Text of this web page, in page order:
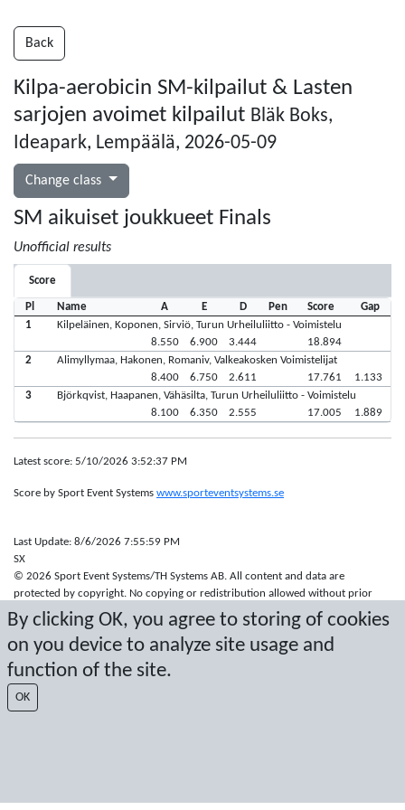
By clicking OK, you agree to storing of cookies
on you device to analyze site usage and
function of the site.
OK
Back
Kilpa-aerobicin SM-kilpailut & Lasten
sarjojen avoimet kilpailut Bläk Boks,
Ideapark, Lempäälä, 2026-05-09
Change class
SM aikuiset joukkueet Finals
Unofficial results
Score
Pl Name A E D Pen Score
Gap
1
Kilpeläinen, Koponen, Sirviö, Turun Urheiluliitto - Voimistelu
8.550
6.900 3.444
18.894
2
Alimyllymaa, Hakonen, Romaniv, Valkeakosken Voimistelijat
8.400
6.750 2.611 17.761
1.133
3
Björkqvist, Haapanen, Vähäsilta, Turun Urheiluliitto - Voimistelu
8.100
6.350 2.555 17.005 1.889
Latest score: 5/10/2026 3:52:37 PM
Score by Sport Event Systems www.sporteventsystems.se
Last Update: 8/6/2026 7:55:59 PM
SX
© 2026 Sport Event Systems/TH Systems AB. All content and data are
protected by copyright. No copying or redistribution allowed without prior
written permission.